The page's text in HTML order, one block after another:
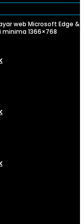
web Microsoft Edge &
1366×768